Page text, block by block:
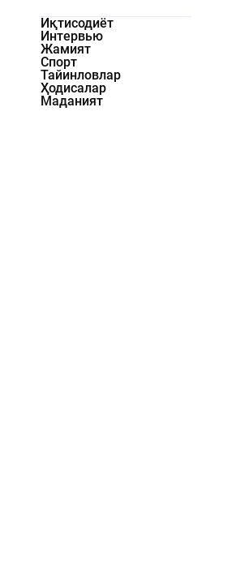
Иқтисодиёт
Интервью
Жамият
Спорт
Тайинловлар
Ҳодисалар
Маданият